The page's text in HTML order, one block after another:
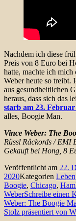
Nachdem ich diese
Preis von 8 Euro bei
hatte, machte ich mich
Weber heute so treibt.
aus gesundheitlichen
heraus, dass sich das
starb am 23.
alles, Boogie Man.
Vince Weber: The
Rüssl Räckords / EMI
Gekauft bei Hong, 8
Veröffentlicht am 22.
2020Kategorien Leben
Boogie, Chicago,
WeberSchreibe einen
Weber: The Boogie
Stolz präsentiert von